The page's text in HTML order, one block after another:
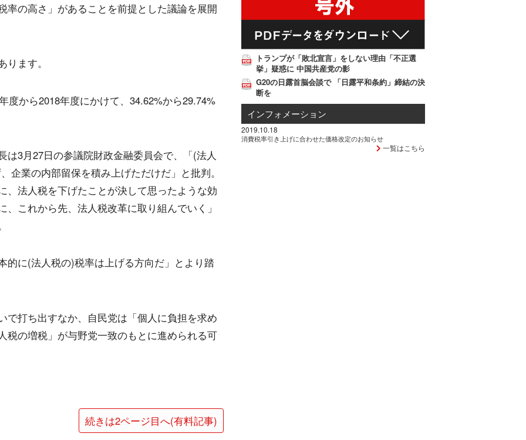
率の高さ」があることを前提とした議論を展開
ます。
度から2018年度にかけて、34.62%から29.74%
は3月27日の参議院財政金融委員会で、「(法人
企業の内部留保を積み上げただけだ」と批判。
、法人税を下げたことが決して思ったような効
これから先、法人税改革に取り組んでいく」
的に(法人税の)税率は上げる方向だ」とより踏
で打ち出すなか、自民党は「個人に負担を求め
税の増税」が与野党一致のもとに進められる可
続きは2ページ目へ(有料記事)
トランプが「敗北宣言」をしない理由「不正選
挙」疑惑に 中国共産党の影
G20の日露首脳会談で 「日露平和条約」締結の決
断を
インフォメーション
2019.10.18
消費税率引き上げに合わせた価格改定のお知らせ
一覧はこちら